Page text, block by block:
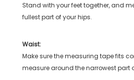
Stand with your feet together, and
fullest part of your hips.
Waist:
Make sure the measuring tape fits
measure around the narrowest part